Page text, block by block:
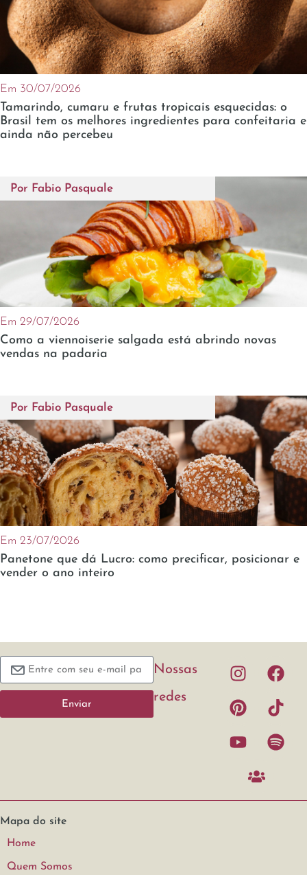
Em 30/07/2026
Tamarindo, cumaru e frutas tropicais esquecidas: o
Brasil tem os melhores ingredientes para confeitaria e
ainda não percebeu
Por Fabio Pasquale
Em 29/07/2026
Como a viennoiserie salgada está abrindo novas
vendas na padaria
Por Fabio Pasquale
Em 23/07/2026
Panetone que dá Lucro: como precificar, posicionar e
vender o ano inteiro
Enviar
Nossas
redes
Mapa do site
Home
Quem Somos